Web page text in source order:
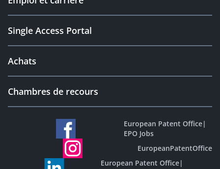
Single Access Portal
Achats
Chambres de recours
European Patent Office|
EPO Jobs
EuropeanPatentOffice
European Patent Office|